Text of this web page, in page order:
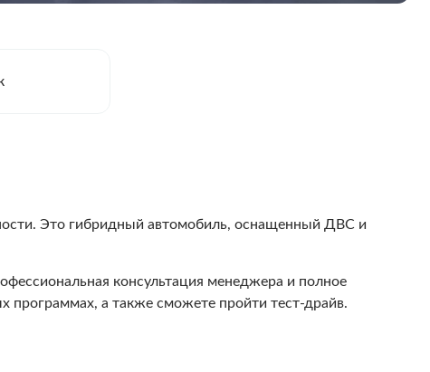
Это гибридный автомобиль, оснащенный ДВС и
консультация менеджера и полное
программах, а также сможете пройти тест-драйв.